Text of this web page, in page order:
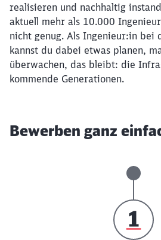
realisieren und nachhaltig
aktuell mehr als 10.000
nicht genug. Als Ingenieur:in bei
kannst du dabei etwas planen,
überwachen, das bleibt: die
kommende Generationen.
Bewerben ganz